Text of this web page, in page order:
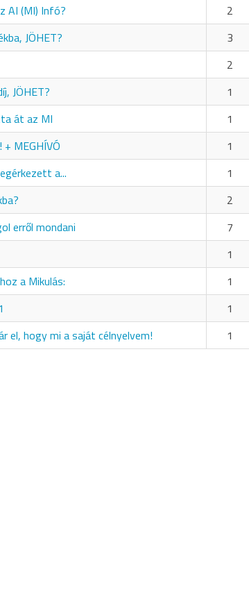
AI (MI) Infó?
2
JÖHET?
3
2
JÖHET?
1
át az MI
1
MEGHÍVÓ
1
a...
1
2
erről mondani
7
1
a Mikulás:
1
1
el, hogy mi a saját célnyelvem!
1